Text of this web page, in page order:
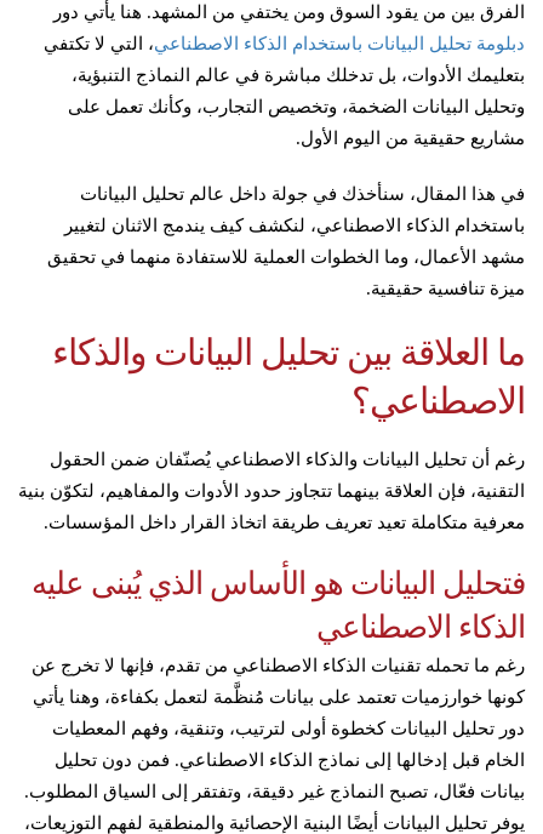
الفرق بين من يقود السوق ومن يختفي من المشهد. هنا يأتي دور
دبلومة تحليل البيانات باستخدام الذكاء الاصطناعي، التي لا تكتفي
بتعليمك الأدوات، بل تدخلك مباشرة في عالم النماذج التنبؤية،
وتحليل البيانات الضخمة، وتخصيص التجارب، وكأنك تعمل على
مشاريع حقيقية من اليوم الأول.
في هذا المقال، سنأخذك في جولة داخل عالم تحليل البيانات
باستخدام الذكاء الاصطناعي، لنكشف كيف يندمج الاثنان لتغيير
مشهد الأعمال، وما الخطوات العملية للاستفادة منهما في تحقيق
ميزة تنافسية حقيقية.
ما العلاقة بين تحليل البيانات والذكاء
الاصطناعي؟
رغم أن تحليل البيانات والذكاء الاصطناعي يُصنّفان ضمن الحقول
التقنية، فإن العلاقة بينهما تتجاوز حدود الأدوات والمفاهيم، لتكوّن بنية
معرفية متكاملة تعيد تعريف طريقة اتخاذ القرار داخل المؤسسات.
فتحليل البيانات هو الأساس الذي يُبنى عليه
الذكاء الاصطناعي
رغم ما تحمله تقنيات الذكاء الاصطناعي من تقدم، فإنها لا تخرج عن
كونها خوارزميات تعتمد على بيانات مُنظَّمة لتعمل بكفاءة، وهنا يأتي
دور تحليل البيانات كخطوة أولى لترتيب، وتنقية، وفهم المعطيات
الخام قبل إدخالها إلى نماذج الذكاء الاصطناعي. فمن دون تحليل
بيانات فعّال، تصبح النماذج غير دقيقة، وتفتقر إلى السياق المطلوب.
يوفر تحليل البيانات أيضًا البنية الإحصائية والمنطقية لفهم التوزيعات،